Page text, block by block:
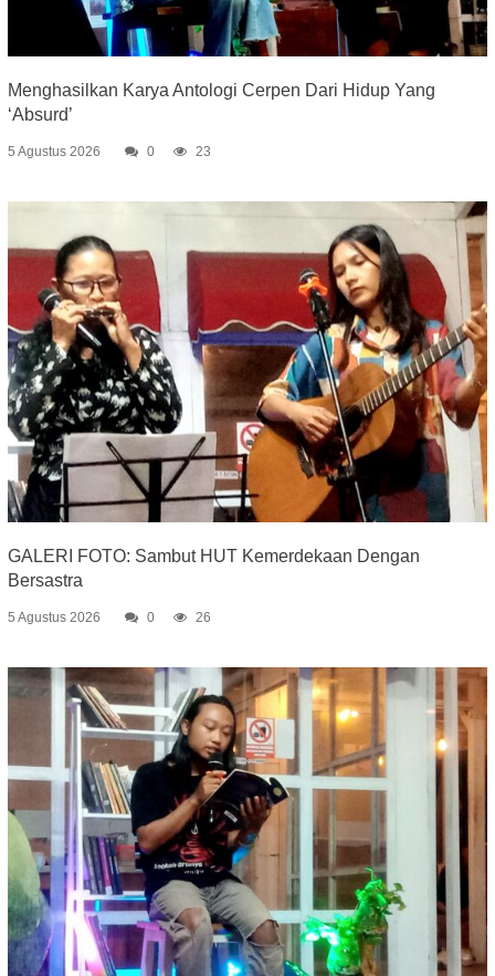
Menghasilkan Karya Antologi Cerpen Dari Hidup Yang
‘Absurd’
5 Agustus 2026 0 23
GALERI FOTO: Sambut HUT Kemerdekaan Dengan
Bersastra
5 Agustus 2026 0 26